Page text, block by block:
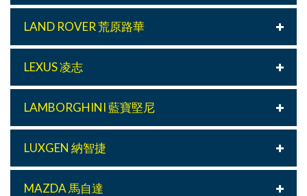
LAND ROVER 荒原路華
LEXUS 凌志
LAMBORGHINI 藍寶堅尼
LUXGEN 納智捷
MAZDA 馬自達